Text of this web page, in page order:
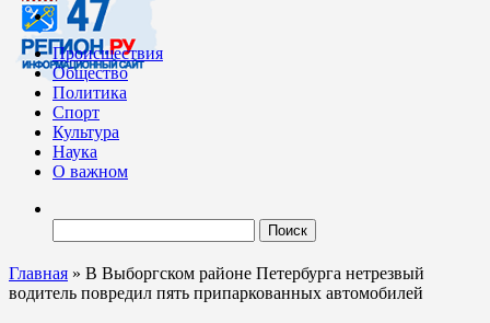
Происшествия
Общество
Политика
Спорт
Культура
Наука
О важном
Главная » В Выборгском районе Петербурга нетрезвый
водитель повредил пять припаркованных автомобилей